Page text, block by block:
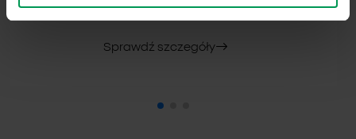
FENUXAR® 69 EW
Sprawdź szczegóły